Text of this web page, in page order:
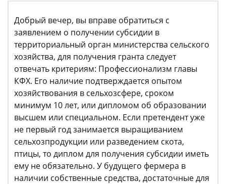
Добрый вечер, вы вправе обратиться с
заявлением о получении субсидии в
территориальный орган министерства сельского
хозяйства, для получения гранта следует
отвечать критериям: Профессионализм главы
КФХ. Его наличие подтверждается опытом
хозяйствования в сельхозсфере, сроком
минимум 10 лет, или дипломом об образовании
высшем или специальном. Если претендент уже
не первый год занимается выращиванием
сельхозпродукции или разведением скота,
птицы, то диплом для получения субсидии иметь
ему не обязательно. У будущего фермера в
наличии собственные средства, достаточные для